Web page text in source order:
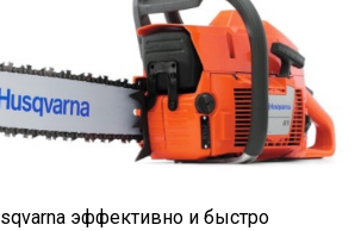
эффективно и быстро